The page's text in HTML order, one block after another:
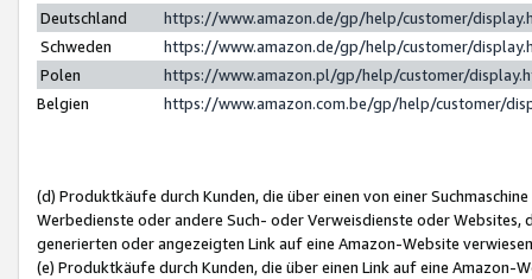
Deutschland
https://www.amazon.de/gp/help/customer/
Schweden
https://www.amazon.de/gp/help/customer/
Polen
https://www.amazon.pl/gp/help/customer/
Belgien
https://www.amazon.com.be/gp/help/customer/
(d) Produktkäufe durch Kunden, die über einen von einer
Werbedienste oder andere Such- oder Verweisdienste oder Websites,
generierten oder angezeigten Link auf eine Amazon-Website
(e) Produktkäufe durch Kunden, die über einen Link auf eine